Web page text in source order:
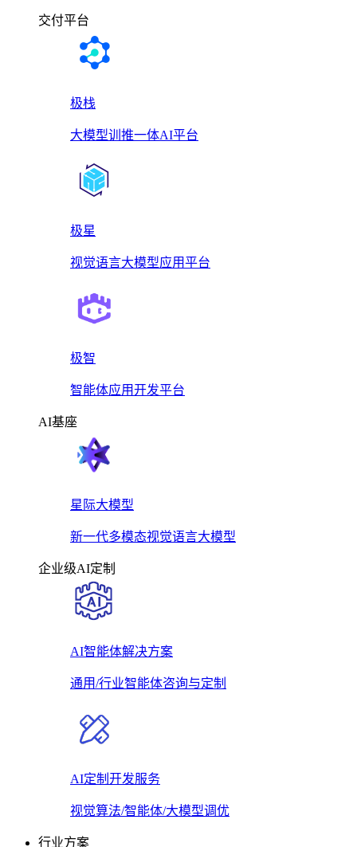
交付平台
极栈
大模型训推一体AI平台
极星
视觉语言大模型应用平台
极智
智能体应用开发平台
AI基座
星际大模型
新一代多模态视觉语言大模型
企业级AI定制
AI智能体解决方案
通用/行业智能体咨询与定制
AI定制开发服务
视觉算法/智能体/大模型调优
行业方案